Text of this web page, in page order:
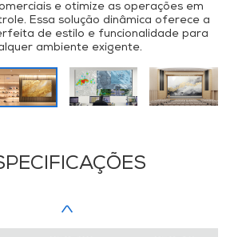
e otimize as operações em
Essa solução dinâmica oferece a
de estilo e funcionalidade para
ambiente exigente.